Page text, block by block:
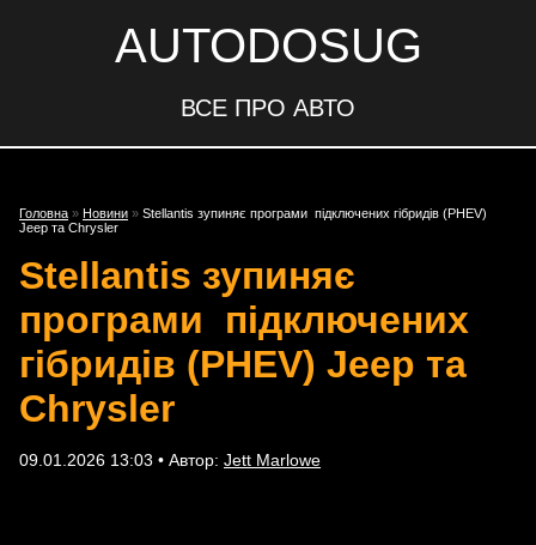
AUTODOSUG
ВСЕ ПРО АВТО
Головна » Новини » Stellantis зупиняє програми підключених гібридів (PHEV)
Jeep та Chrysler
Stellantis зупиняє
програми підключених
гібридів (PHEV) Jeep та
Chrysler
09.01.2026 13:03 • Автор: Jett Marlowe